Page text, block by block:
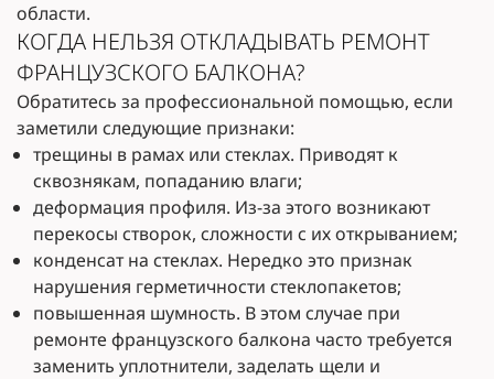
области.
КОГДА НЕЛЬЗЯ ОТКЛАДЫВАТЬ РЕМОНТ
ФРАНЦУЗСКОГО БАЛКОНА?
Обратитесь за профессиональной помощью, если
заметили следующие признаки:
трещины в рамах или стеклах. Приводят к
сквознякам, попаданию влаги;
деформация профиля. Из-за этого возникают
перекосы створок, сложности с их открыванием;
конденсат на стеклах. Нередко это признак
нарушения герметичности стеклопакетов;
повышенная шумность. В этом случае при
ремонте французского балкона часто требуется
заменить уплотнители, заделать щели и